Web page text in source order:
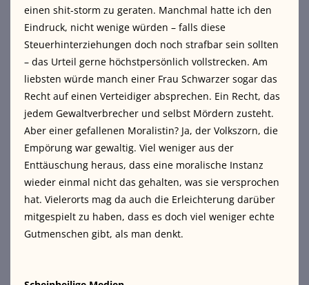
einen shit-storm zu geraten. Manchmal hatte ich den
Eindruck, nicht wenige würden – falls diese
Steuerhinterziehungen doch noch strafbar sein sollten
– das Urteil gerne höchstpersönlich vollstrecken. Am
liebsten würde manch einer Frau Schwarzer sogar das
Recht auf einen Verteidiger absprechen. Ein Recht, das
jedem Gewaltverbrecher und selbst Mördern zusteht.
Aber einer gefallenen Moralistin? Ja, der Volkszorn, die
Empörung war gewaltig. Viel weniger aus der
Enttäuschung heraus, dass eine moralische Instanz
wieder einmal nicht das gehalten, was sie versprochen
hat. Vielerorts mag da auch die Erleichterung darüber
mitgespielt zu haben, dass es doch viel weniger echte
Gutmenschen gibt, als man denkt.